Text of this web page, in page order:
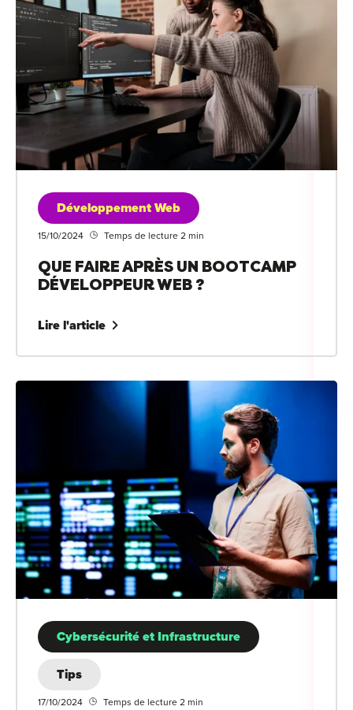
Développement Web
15/10/2024 Temps de lecture 2 min
QUE FAIRE APRÈS UN BOOTCAMP
DÉVELOPPEUR WEB ?
Lire l'article
Cybersécurité et Infrastructure
Tips
17/10/2024 Temps de lecture 2 min